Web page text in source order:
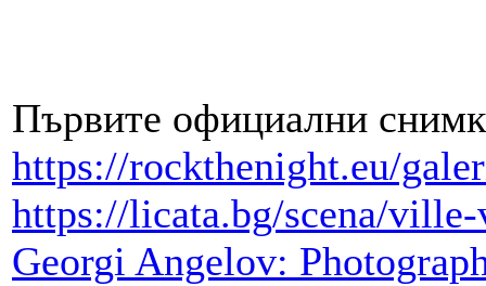
Първите официални
https://rockthenight.eu/
https://licata.bg/scena/
Georgi Angelov: